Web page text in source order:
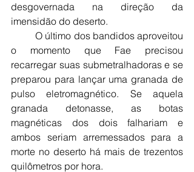
desgovernada na direção da
imensidão do deserto.
	O último dos bandidos aproveitou
o momento que Fae precisou
recarregar suas submetralhadoras e se
preparou para lançar uma granada de
pulso eletromagnético. Se aquela
granada detonasse, as botas
magnéticas dos dois falhariam e
ambos seriam arremessados para a
morte no deserto há mais de trezentos
quilômetros por hora.